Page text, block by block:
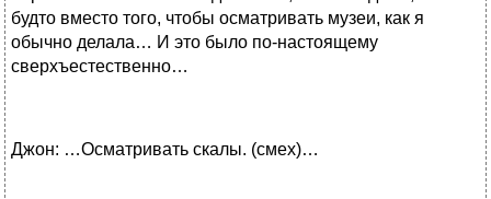
будто вместо того, чтобы осматривать музеи, как я
обычно делала… И это было по-настоящему
сверхъестественно…
Джон: …Осматривать скалы. (смех)…